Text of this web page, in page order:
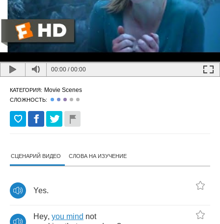
00:00 /00:00
КАТЕГОРИЯ: Movie Scenes
СЛОЖНОСТЬ:
СЦЕНАРИЙ ВИДЕО СЛОВА НА ИЗУЧЕНИЕ
Yes.
Hey, you mind not